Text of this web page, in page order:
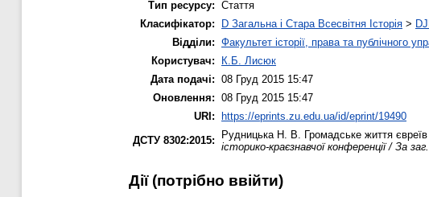
Тип ресурсу: Стаття
Класифікатор:
D Загальна і Стара Всесвітня Історія >
Відділи: Факультет історії, права та публічного
Користувач:
К.Б. Лисюк
Дата подачі: 08 Груд 2015 15:47
Оновлення: 08 Груд 2015 15:47
URI: https://eprints.zu.edu.ua/id/eprint/19490
ДСТУ 8302:2015:
Рудницька Н. В. Громадське життя євреїв
історико-краєзнавчої конференції /
Дії ​​(потрібно ввійти)